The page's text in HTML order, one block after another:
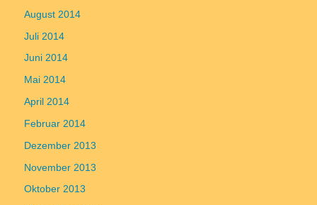
August 2014
Juli 2014
Juni 2014
Mai 2014
April 2014
Februar 2014
Dezember 2013
November 2013
Oktober 2013